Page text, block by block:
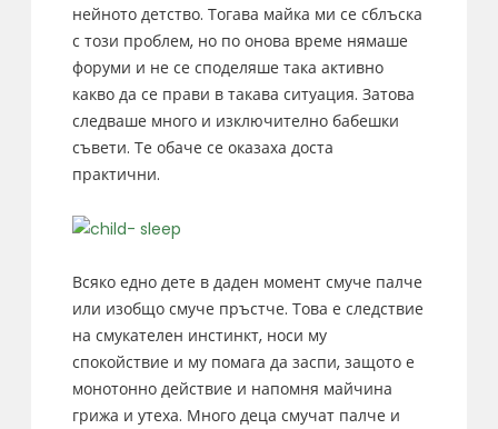
нейното детство. Тогава майка ми се сблъска
с този проблем, но по онова време нямаше
форуми и не се споделяше така активно
какво да се прави в такава ситуация. Затова
следваше много и изключително бабешки
съвети. Те обаче се оказаха доста
практични.
Всяко едно дете в даден момент смуче палче
или изобщо смуче пръстче. Това е следствие
на смукателен инстинкт, носи му
спокойствие и му помага да заспи, защото е
монотонно действие и напомня майчина
грижа и утеха. Много деца смучат палче и